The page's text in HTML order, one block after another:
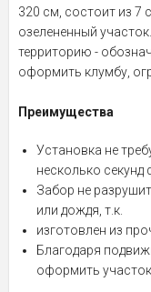
320 см, состоит из 7
озелененный
территорию -
оформить клумбу,
Преимущества
Установка не
несколько секунд
Забор не
или дождя, т.к.
изготовлен из
Благодаря
оформить